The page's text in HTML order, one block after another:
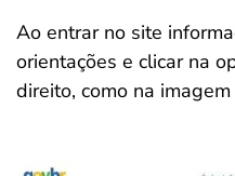
Ao entrar no site
orientações e clicar na
direito, como na